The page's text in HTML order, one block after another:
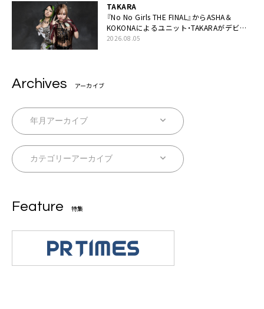
TAKARA
『No No Girls THE FINAL』からASHA＆
KOKONAによるユニット・TAKARAがデビュ
ー
2026.08.05
Archives アーカイブ
Feature 特集